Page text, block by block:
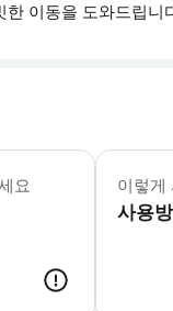
한 이동을 도와드립니
요
<예약전 유
이렇게
사용